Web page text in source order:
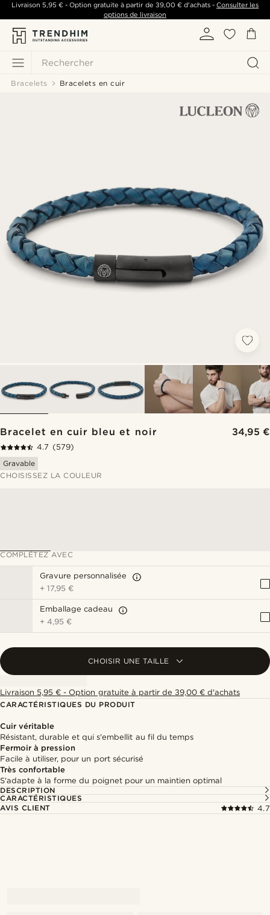
Rechercher
Livraison 5,95 €- Option gratuite à partir de 39,00 €d'achats -Consulter les
options de livraison
Bracelets Bracelets en cuir
Bracelet en cuir bleu et noir 34,95 €
4.7 (579)
Gravable
CHOISISSEZ LA COULEUR
COMPLÉTEZ AVEC
Gravure personnalisée
+17,95 €
Emballage cadeau
+4,95 €
CHOISIR UNE TAILLE
Livraison 5,95 € - Option gratuite à partir de 39,00 € d'achats
CARACTÉRISTIQUES DU PRODUIT
Cuir véritable
Résistant, durable et qui s'embellit au fil du temps
Fermoir à pression
Facile à utiliser, pour un port sécurisé
Très confortable
S'adapte à la forme du poignet pour un maintien optimal
DESCRIPTION
CARACTÉRISTIQUES
AVIS CLIENT
4.7